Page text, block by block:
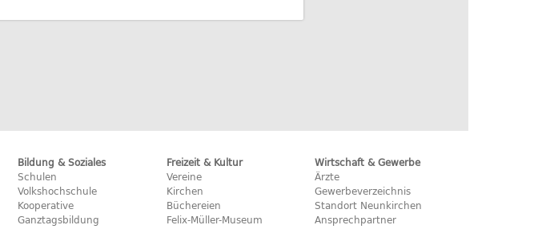
Bildung & Soziales
Schulen
Volkshochschule
Kooperative
Ganztagsbildung
Freizeit & Kultur
Vereine
Kirchen
Büchereien
Felix-Müller-Museum
Wirtschaft & Gewerbe
Ärzte
Gewerbeverzeichnis
Standort Neunkirchen
Ansprechpartner